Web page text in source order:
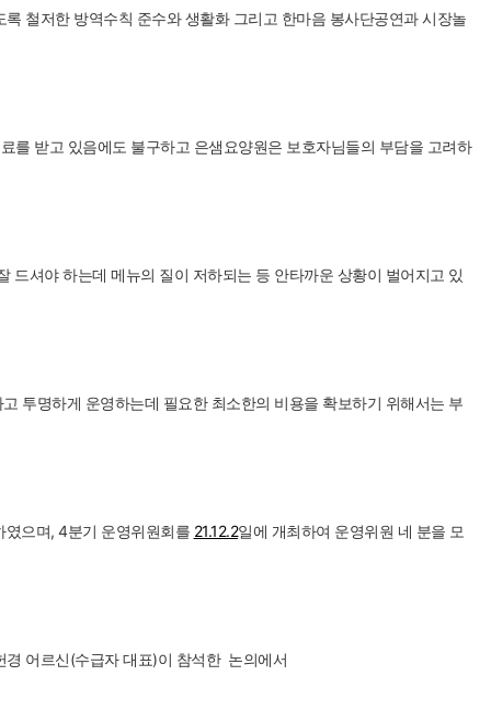
철저한 방역수칙 준수와 생활화 그리고 한마음 봉사단공연과 시장놀
를 받고 있음에도 불구하고 은샘요양원은 보호자님들의 부담을 고려하
셔야 하는데 메뉴의 질이 저하되는 등 안타까운 상황이 벌어지고 있
투명하게 운영하는데 필요한 최소한의 비용을 확보하기 위해서는 부
으며, 4분기 운영위원회를 21.12.2일에 개최하여 운영위원 네 분을 모
어르신(수급자 대표)이 참석한 논의에서